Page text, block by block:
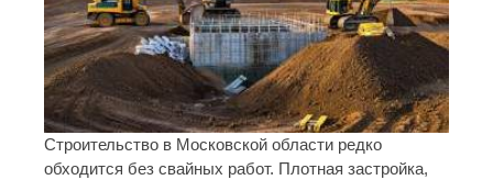
Строительство в Московской области редко
обходится без свайных работ. Плотная застройка,